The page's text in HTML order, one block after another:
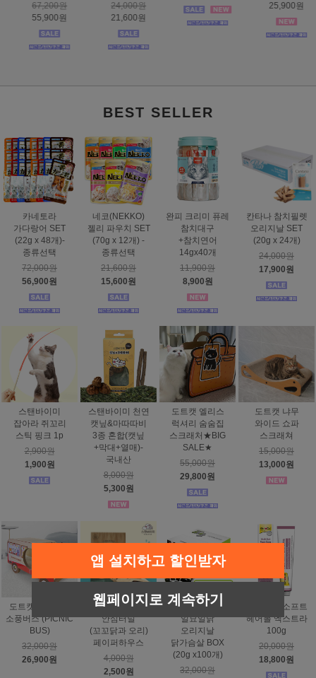
25,900원
49,000원
BEST SELLER
카네토라
가다랑어 SET
(22g x 48개)-
종류선택
72,000원
56,900원
네코(NEKKO)
젤리 파우치 SET
(70g x 12개) -
종류선택
21,600원
15,600원
완피 크리미 퓨레
참치대구
+참치연어
14gx40개
11,900원
8,900원
칸타나 참치필렛
오리지날 SET
(20g x 24개)
24,000원
17,900원
스탠바이미
잡아라 쥐꼬리
스틱 핑크 1p
2,900원
1,900원
스탠바이미 천연
캣닢&마따따비
3종 혼합(캣닢
+막대+열매)-
국내산
8,000원
5,300원
도트캣 엘리스
럭셔리 숨숨집
스크래처★BIG
SALE★
55,000원
29,800원
도트캣 냐무
와이드 쇼파
스크래쳐
15,000원
13,000원
도트캣 스크래처
소풍버스 (PICNIC
BUS)
32,000원
26,900원
스탠바이미
안심터널
(꼬꼬닭과 오리)
페이퍼하우스
4,000원
2,500원
태비토퍼
일묘일닭
오리지날
닭가슴살 BOX
(20g x100개)
32,000원
짐펫 몰트소프트
헤어볼 엑스트라
100g
20,000원
18,800원
앱 설치하고 할인받자
웹페이지로 계속하기